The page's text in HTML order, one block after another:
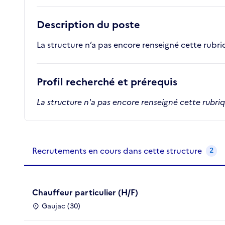
Description du poste
La structure n’a pas encore renseigné cette
Profil recherché et prérequis
La structure n'a pas encore renseigné cette
Recrutements de la structure
Recrutements en cours dans cette structure 2
Chauffeur particulier (H/F)
Gaujac (30)